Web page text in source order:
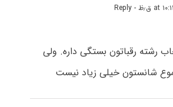
- Reply
رشته رقباتون بستگی داره. ولی
شانستون خیلی زیاد نیست